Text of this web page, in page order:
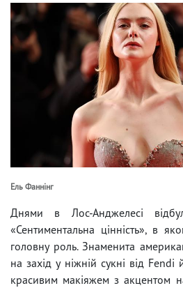
Ель Фаннінг
Днями в Лос-Анджелесі
«Сентиментальна цінність», в
головну роль. Знаменита
на захід у ніжній сукні від
красивим макіяжем з акцентом